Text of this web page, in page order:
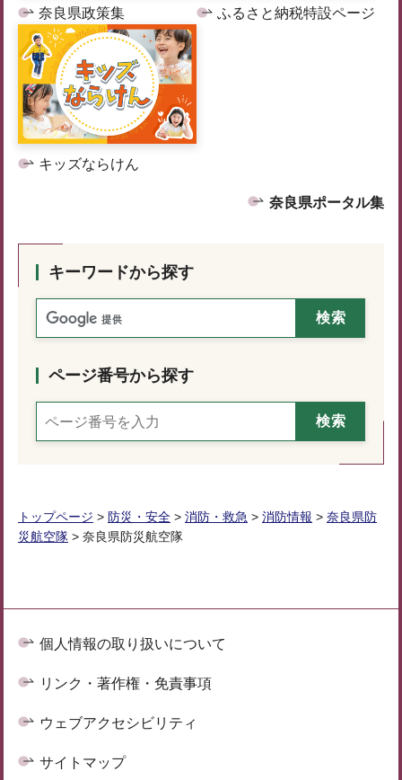
奈良県政策集 ふるさと納税特設ページ
キッズならけん
奈良県ポータル集
キーワードから探す
ページ番号から探す
トップページ > 防災・安全 > 消防・救急 > 消防情報 > 奈良県防
災航空隊 > 奈良県防災航空隊
個人情報の取り扱いについて
リンク・著作権・免責事項
ウェブアクセシビリティ
サイトマップ